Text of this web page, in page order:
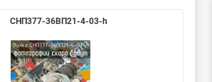
СНП377-36ВП21-4-03-h